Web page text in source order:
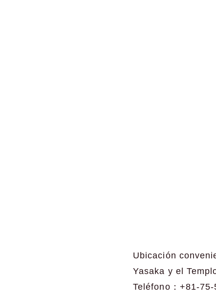
Ubicación
Yasaka y el
Teléfono：+81-